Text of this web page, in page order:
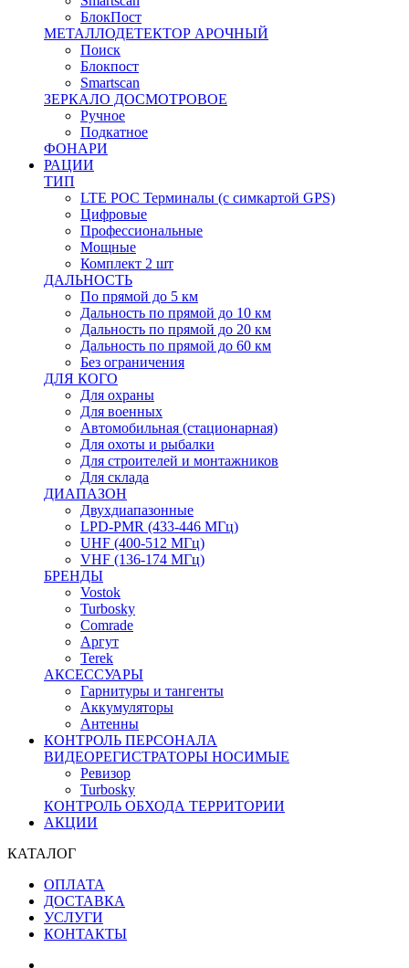
БлокПост
МЕТАЛЛОДЕТЕКТОР АРОЧНЫЙ
Поиск
Блокпост
Smartscan
ЗЕРКАЛО ДОСМОТРОВОЕ
Ручное
Подкатное
ФОНАРИ
РАЦИИ
ТИП
LTE POC Терминалы (с симкартой GPS)
Цифровые
Профессиональные
Мощные
Комплект 2 шт
ДАЛЬНОСТЬ
По прямой до 5 км
Дальность по прямой до 10 км
Дальность по прямой до 20 км
Дальность по прямой до 60 км
Без ограничения
ДЛЯ КОГО
Для охраны
Для военных
Автомобильная (стационарная)
Для охоты и рыбалки
Для строителей и монтажников
Для склада
ДИАПАЗОН
Двухдиапазонные
LPD-PMR (433-446 МГц)
UHF (400-512 МГц)
VHF (136-174 МГц)
БРЕНДЫ
Vostok
Turbosky
Comrade
Аргут
Terek
АКСЕССУАРЫ
Гарнитуры и тангенты
Аккумуляторы
Антенны
КОНТРОЛЬ ПЕРСОНАЛА
ВИДЕОРЕГИСТРАТОРЫ НОСИМЫЕ
Ревизор
Turbosky
КОНТРОЛЬ ОБХОДА ТЕРРИТОРИИ
АКЦИИ
КАТАЛОГ
ОПЛАТА
ДОСТАВКА
УСЛУГИ
КОНТАКТЫ